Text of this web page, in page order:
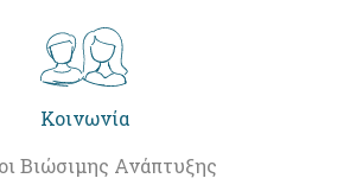
Κοινωνία
Βιώσιμης Ανάπτυξης